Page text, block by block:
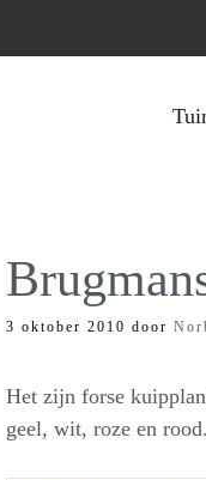
3 oktober 2010 door
Het zijn forse
geel, wit, roze en